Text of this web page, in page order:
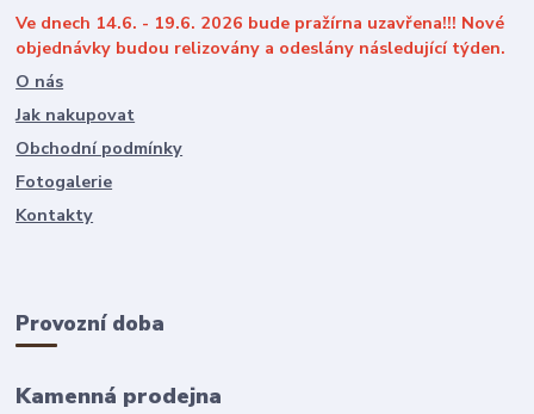
Ve dnech 14.6. - 19.6. 2026 bude pražírna uzavřena!!! Nové
objednávky budou relizovány a odeslány následující týden.
O nás
Jak nakupovat
Obchodní podmínky
Fotogalerie
Kontakty
Provozní doba
Kamenná prodejna